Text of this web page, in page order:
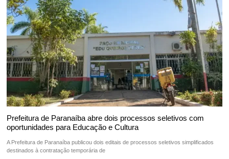
Prefeitura de Paranaíba abre dois processos seletivos com
oportunidades para Educação e Cultura
A Prefeitura de Paranaíba publicou dois editais de processos seletivos simplificados
destinados à contratação temporária de